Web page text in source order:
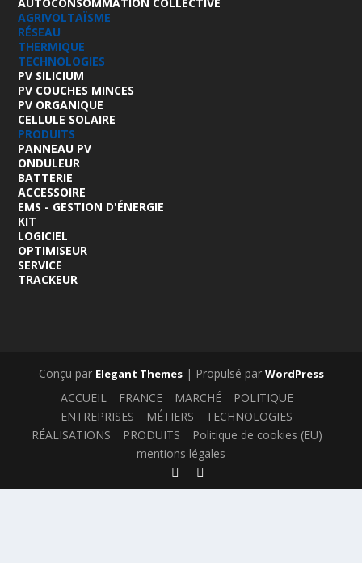
AGRIVOLTAÏSME
RÉSEAU
THERMIQUE
TECHNOLOGIES
PV SILICIUM
PV COUCHES MINCES
PV ORGANIQUE
CELLULE SOLAIRE
PRODUITS
PANNEAU PV
ONDULEUR
BATTERIE
ACCESSOIRE
EMS - GESTION D'ÉNERGIE
KIT
LOGICIEL
OPTIMISEUR
SERVICE
TRACKEUR
Conçu par Elegant Themes| Propulsé par WordPress
ACCUEIL FRANCE MARCHÉ
POLITIQUE
ENTREPRISES
MÉTIERS
TECHNOLOGIES
RÉALISATIONS
PRODUITS
Politique de cookies (EU)
mentions légales